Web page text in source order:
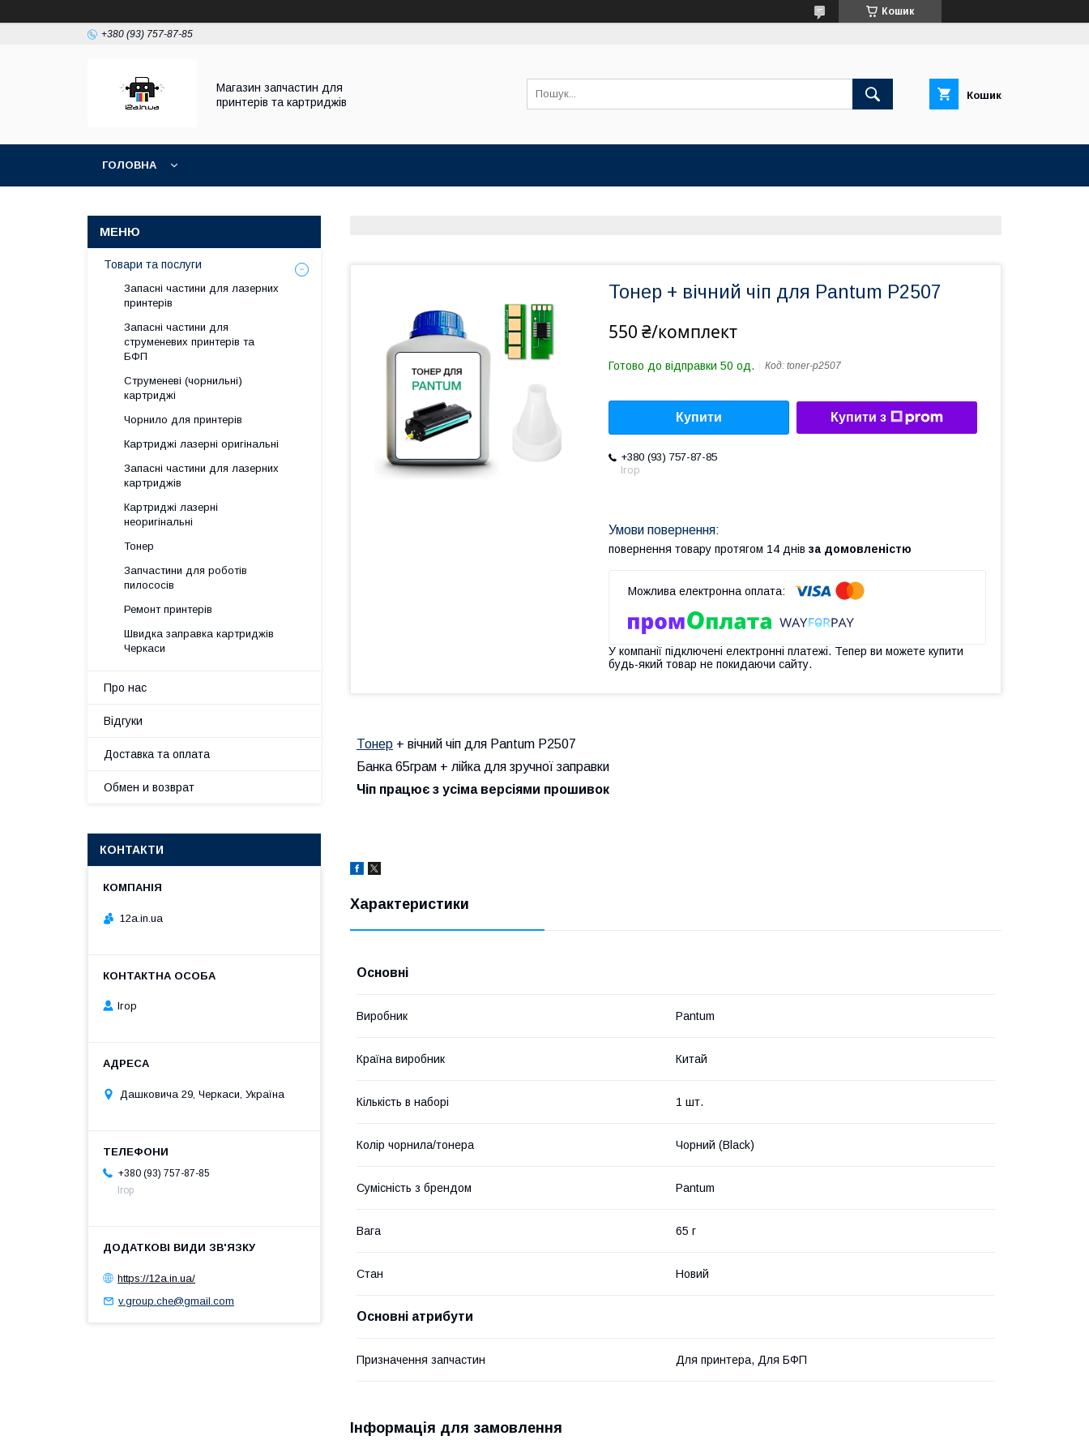
Кошик
+380 (93) 757-87-85
Магазин запчастин для
принтерів та картриджів
Кошик
ГОЛОВНА
Тонер + вічний чіп для Pantum P2507
550 ₴/комплект
Готово до відправки 50 од. Код: toner-p2507
Купити Купити з
+380 (93) 757-87-85
Ігор
повернення товару протягом 14 днів за домовленістю
У компанії підключені електронні платежі. Тепер ви можете купити
будь-який товар не покидаючи сайту.
Тонер + вічний чіп для Pantum P2507
Банка 65грам + лійка для зручної заправки
Чіп працює з усіма версіями прошивок
Характеристики
Основні
Виробник Pantum
Країна виробник Китай
Кількість в наборі 1 шт.
Колір чорнила/тонера Чорний (Black)
Сумісність з брендом Pantum
Вага 65 г
Стан Новий
Основні атрибути
Призначення запчастин Для принтера, Для БФП
Інформація для замовлення
Товари та послуги
Запасні частини для лазерних
принтерів
Запасні частини для
струменевих принтерів та
БФП
Струменеві (чорнильні)
картриджі
Чорнило для принтерів
Картриджі лазерні оригінальні
Запасні частини для лазерних
картриджів
Картриджі лазерні
неоригінальні
Тонер
Запчастини для роботів
пилососів
Ремонт принтерів
Швидка заправка картриджів
Черкаси
Про нас
Відгуки
Доставка та оплата
Обмен и возврат
КОНТАКТИ
12a.in.ua
Ігор
Дашковича 29, Черкаси, Україна
+380 (93) 757-87-85
Ігор
https://12a.in.ua/
v.group.che@gmail.com